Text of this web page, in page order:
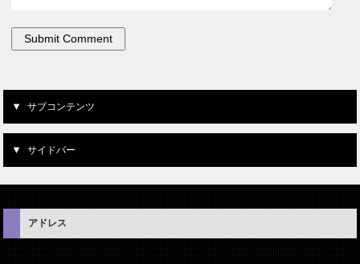
サブコンテンツ
サイドバー
アドレス